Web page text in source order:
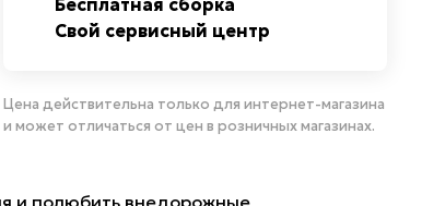
Бесплатная сборка
Свой сервисный центр
Цена действительна только для интернет-магазина
и может отличаться от цен в розничных магазинах.